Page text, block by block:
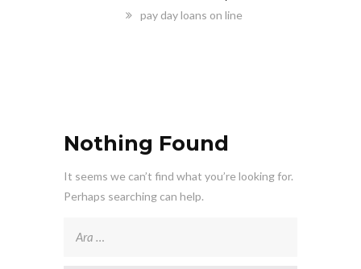
pay day loans on line
Nothing Found
It seems we can’t find what you’re looking for.
Perhaps searching can help.